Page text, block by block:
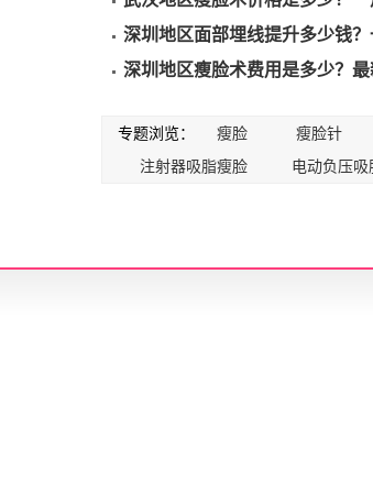
深圳地区面部埋线提升多少钱？
深圳地区瘦脸术费用是多少？
专题浏览： 瘦脸 瘦脸针
注射器吸脂瘦脸
电动负压吸